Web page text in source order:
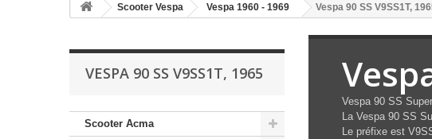
Scooter Vespa Vespa 1960 - 1969 Vespa 90 SS V9SS1T,
VESPA 90 SS V9SS1T, 1965
Scooter Acma
Vespa 90 SS
La Vespa 90 SS
Le préfixe est